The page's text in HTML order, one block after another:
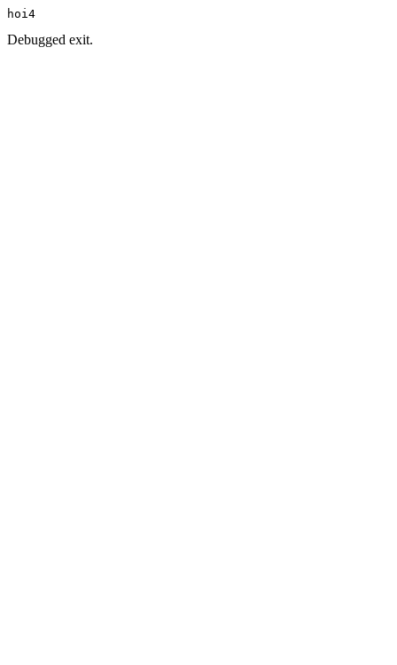
hoi4
Debugged exit.